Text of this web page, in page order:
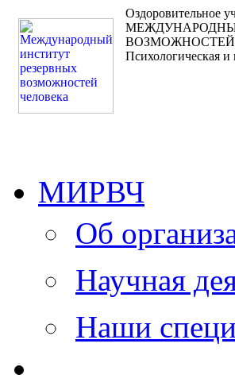
Оздоровительное
ВОЗМОЖНОСТЕЙ
Психологическая и
МИРВЧ
Об
Научная
Наши